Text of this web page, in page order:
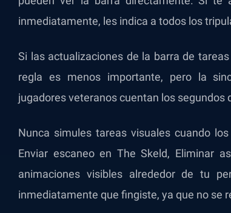
inmediatamente, les indica a todos los
Si las actualizaciones de la barra de
regla es menos importante, pero la
jugadores veteranos cuentan los segundos
Nunca simules tareas visuales cuando
Enviar escaneo en The Skeld, Eliminar
animaciones visibles alrededor de tu
inmediatamente que fingiste, ya que no se